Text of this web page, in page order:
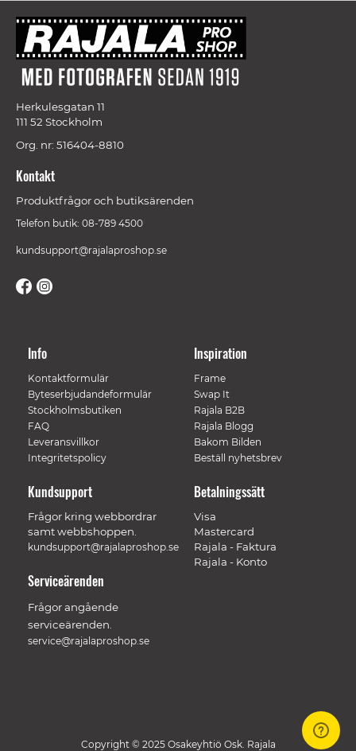
Herkulesgatan 11
111 52 Stockholm
Org. nr: 516404-8810
Kontakt
Produktfrågor och butiksärenden
Telefon butik: 08-789 4500
kundsupport@rajalaproshop.se
Info
Kontaktformulär
Byteserbjudandeformulär
Stockholmsbutiken
FAQ
Leveransvillkor
Integritetspolicy
Inspiration
Frame
Swap It
Rajala B2B
Rajala Blogg
Bakom Bilden
Beställ nyhetsbrev
Betalningssätt
Visa
Mastercard
Rajala - Faktura
Rajala - Konto
Kundsupport
Frågor kring webbordrar
samt webbshoppen.
kundsupport@rajalaproshop.se
Serviceärenden
Frågor angående
serviceärenden.
service@rajalaproshop.se
Copyright © 2025 Osakeyhtiö Osk. Rajala